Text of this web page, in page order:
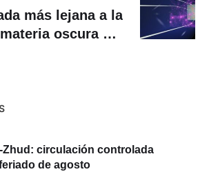
más lejana a la
materia oscura del
Zhud: circulación controlada
de agosto